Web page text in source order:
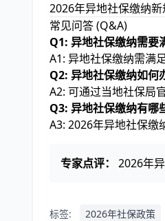
2026年异地社保缴纳
常见问答 (Q&A)
Q1: 异地社保缴纳需要
A1: 异地社保缴纳需满
Q2: 异地社保缴纳如何
A2: 可通过当地社保局
Q3: 异地社保缴纳有哪
A3: 2026年异地社保缴
专家点评： 2026年
标签: 2026年社保政策